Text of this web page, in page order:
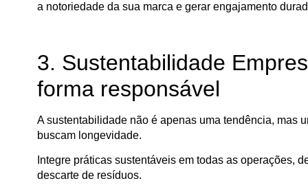
a notoriedade da sua marca e gerar engajamento
3. Sustentabilidade
forma responsável
A sustentabilidade não é apenas uma tendência, mas
buscam longevidade.
Integre práticas sustentáveis em todas as operações,
descarte de resíduos.